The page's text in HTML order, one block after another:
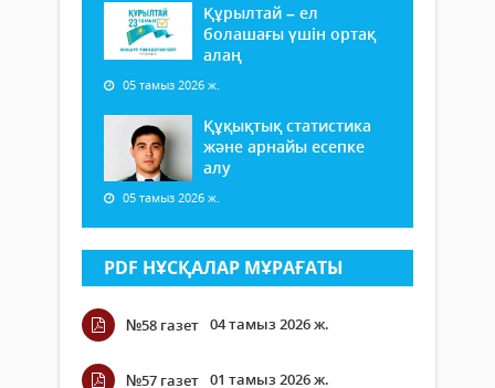
Құрылтай – ел
болашағы үшін ортақ
алаң
05 тамыз 2026 ж.
Құқықтық статистика
және арнайы есепке
алу
05 тамыз 2026 ж.
PDF НҰСҚАЛАР МҰРАҒАТЫ
№58 газет 04 тамыз 2026 ж.
№57 газет 01 тамыз 2026 ж.